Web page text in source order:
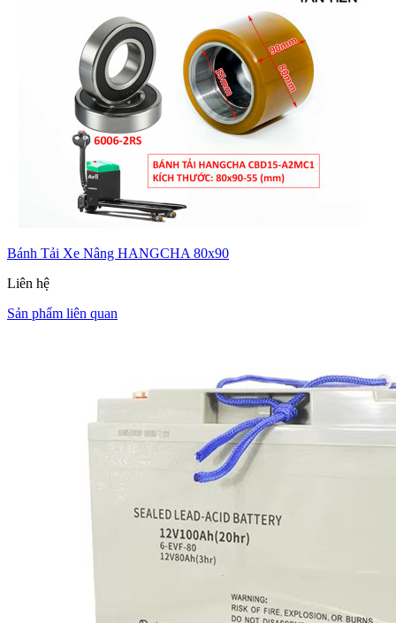
Bánh Tải Xe Nâng HANGCHA 80x90
Liên hệ
Sản phẩm liên quan